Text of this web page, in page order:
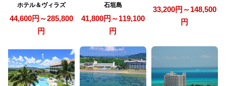
ホテル＆ヴィラズ
44,600円～285,800
円
石垣島
41,800円～119,100
円
33,200円～148,500
円